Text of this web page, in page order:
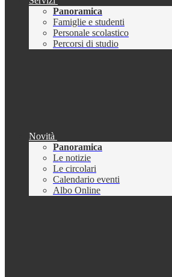
Panoramica
Famiglie e studenti
Personale scolastico
Percorsi di studio
Novità
Panoramica
Le notizie
Le circolari
Calendario eventi
Albo Online